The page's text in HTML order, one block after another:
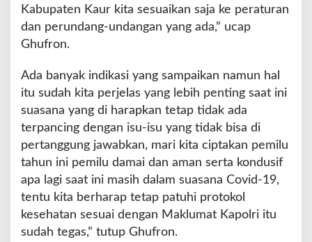
Kabupaten Kaur kita sesuaikan saja ke peraturan
dan perundang-undangan yang ada,” ucap
Ghufron.
Ada banyak indikasi yang sampaikan namun hal
itu sudah kita perjelas yang lebih penting saat ini
suasana yang di harapkan tetap tidak ada
terpancing dengan isu-isu yang tidak bisa di
pertanggung jawabkan, mari kita ciptakan pemilu
tahun ini pemilu damai dan aman serta kondusif
apa lagi saat ini masih dalam suasana Covid-19,
tentu kita berharap tetap patuhi protokol
kesehatan sesuai dengan Maklumat Kapolri itu
sudah tegas,” tutup Ghufron.